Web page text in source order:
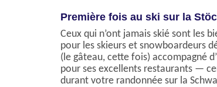
Première fois au ski sur la
Ceux qui n’ont jamais skié sont les
pour les skieurs et snowboardeurs
(le gâteau, cette fois) accompagné
pour ses excellents restaurants —
durant votre randonnée sur la